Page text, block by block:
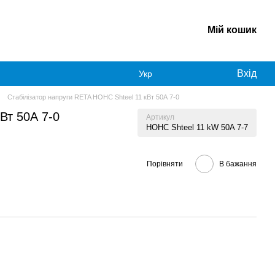
Мій кошик
Укр Вхід
Стабілізатор напруги RETA НОНС Shteel 11 кВт 50А 7-0
50А 7-0 Артикул
HOHC Shteel 11 kW 50A 7-7
Порівняти В бажання